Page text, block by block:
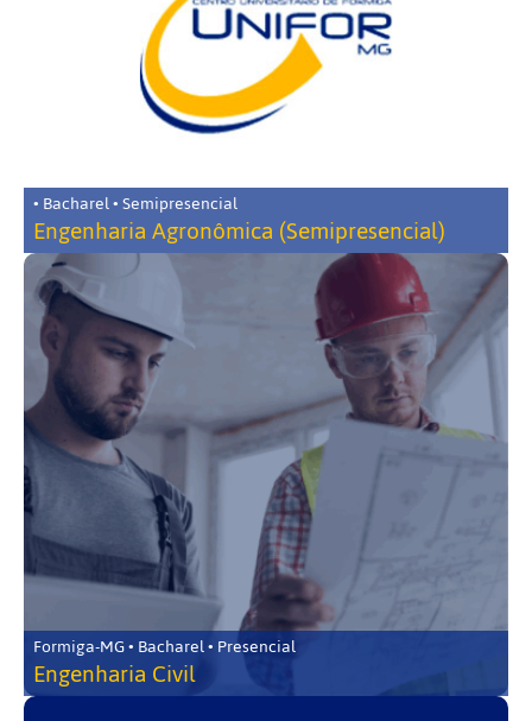
• Bacharel • Semipresencial
Engenharia Agronômica (Semipresencial)
Formiga-MG • Bacharel • Presencial
Engenharia Civil